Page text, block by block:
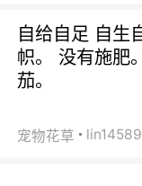
自给自足 自生
帜。 没有施肥
茄。
宠物花草